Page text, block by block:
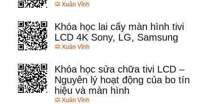
Xuân Vĩnh
Khóa học lai cấy màn hình tivi
LCD 4K Sony, LG, Samsung
Xuân Vĩnh
Khóa học sửa chữa tivi LCD –
Nguyên lý hoạt động của bo tín
hiệu và màn hình
Xuân Vĩnh